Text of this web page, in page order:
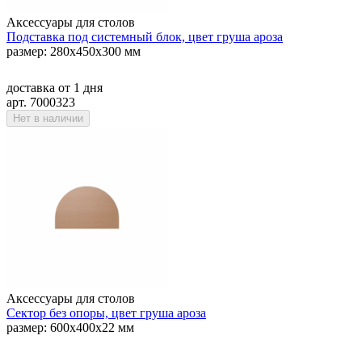
Аксессуары для столов
Подставка под системный блок, цвет груша ароза
размер: 280х450х300 мм
доставка от 1 дня
арт. 7000323
Нет в наличии
Аксессуары для столов
Сектор без опоры, цвет груша ароза
размер: 600х400х22 мм